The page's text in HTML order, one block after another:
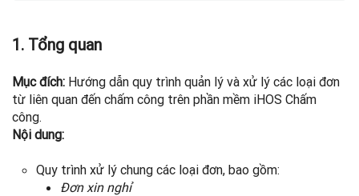
1. Tổng quan
Mục đích: Hướng dẫn quy trình quản lý và xử lý các loại đơn
từ liên quan đến chấm công trên phần mềm iHOS Chấm
công.
Nội dung:
Quy trình xử lý chung các loại đơn, bao gồm:
Đơn xin nghỉ